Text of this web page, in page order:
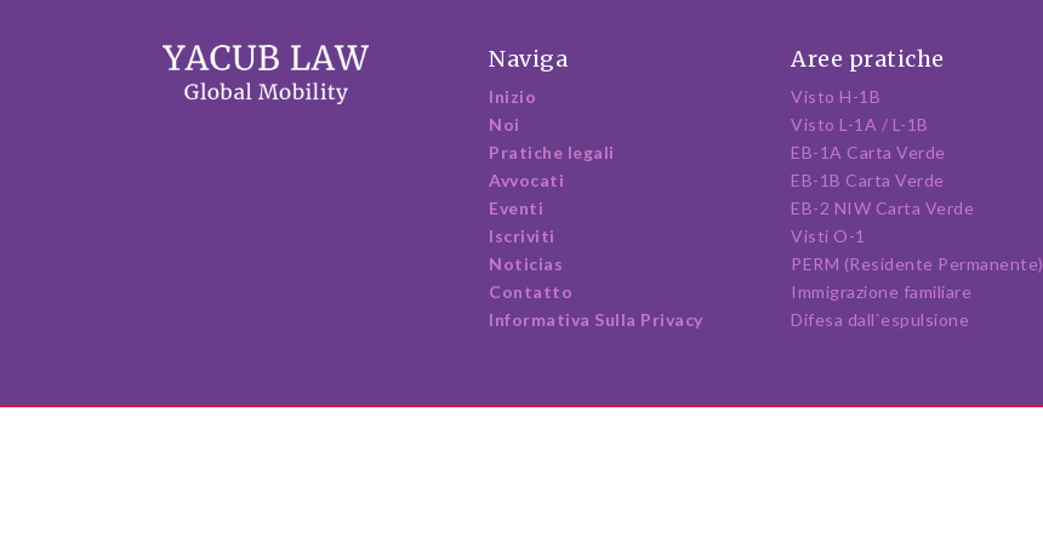
Naviga
Inizio
Noi
Pratiche legali
Avvocati
Eventi
Iscriviti
Noticias
Contatto
Informativa Sulla Privacy
Aree pratiche
Visto H-1B
Visto L-1A / L-1B
EB-1A Carta Verde
EB-1B Carta Verde
EB-2 NIW Carta Verde
Visti O-1
PERM (Residente Permanente)
Immigrazione familiare
Difesa dall`espulsione